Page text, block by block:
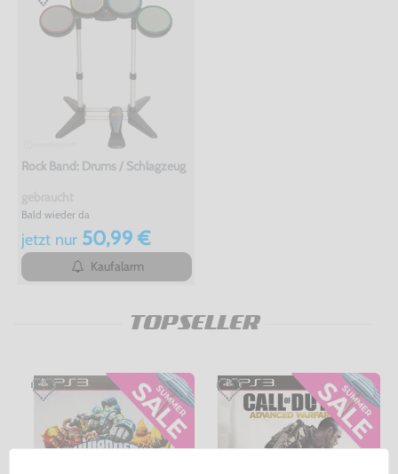
Rock Band: Drums / Schlagzeug
Bald wieder da
jetzt nur50,99 €
Kaufalarm
TOPSELLER